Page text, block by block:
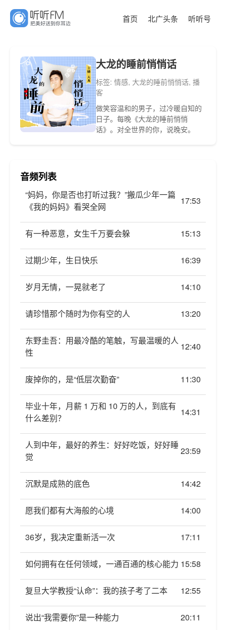
首页 北广头条 听听号
大龙的睡前悄悄话
标签: 情感, 大龙的睡前悄悄话, 播
客
做笑容温和的男子，过冷暖自知的
日子。每晚《大龙的睡前悄悄
话》。对全世界的你，说晚安。
音频列表
“妈妈，你是否也打听过我？”搬瓜少年一篇
《我的妈妈》看哭全网
17:53
有一种恶意，女生千万要会躲 15:13
过期少年，生日快乐 16:39
岁月无情，一晃就老了 14:10
请珍惜那个随时为你有空的人 13:20
东野圭吾：用最冷酷的笔触，写最温暖的人
性
12:40
废掉你的，是“低层次勤奋” 11:30
毕业十年，月薪 1 万和 10 万的人，到底有
什么差别？
14:31
人到中年，最好的养生：好好吃饭，好好睡
觉
23:59
沉默是成熟的底色 14:42
愿我们都有大海般的心境 14:00
36岁，我决定重新活一次 17:11
如何拥有在任何领域，一通百通的核心能力 15:58
复旦大学教授“认命”：我的孩子考了二本 12:55
说出“我需要你”是一种能力 20:11